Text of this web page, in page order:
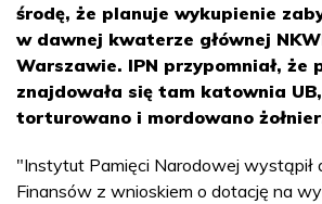
środę, że planuje wykupienie
w dawnej kwaterze głównej
Warszawie. IPN przypomniał, że
znajdowała się tam katownia
torturowano i mordowano
"Instytut Pamięci Narodowej wystąpił
Finansów z wnioskiem o dotację na